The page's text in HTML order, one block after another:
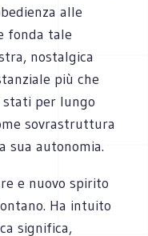
alle
fonda tale
nostalgica
più che
per lungo
sovrastruttura
sua autonomia.
e nuovo spirito
Ha intuito
significa,